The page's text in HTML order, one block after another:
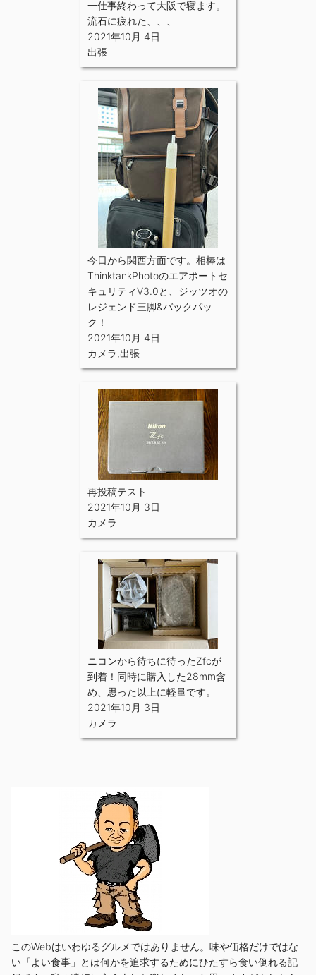
一仕事終わって大阪で寝ます。
流石に疲れた、、、
2021年10月 4日
出張
今日から関西方面です。相棒は
ThinktankPhotoのエアポートセ
キュリティV3.0と、ジッツオの
レジェンド三脚&バックパッ
ク！
2021年10月 4日
カメラ,出張
再投稿テスト
2021年10月 3日
カメラ
ニコンから待ちに待ったZfcが
到着！同時に購入した28mm含
め、思った以上に軽量です。
2021年10月 3日
カメラ
このWebはいわゆるグルメではありません。味や価格だけではな
い「よい食事」とは何かを追求するためにひたすら食い倒れる記